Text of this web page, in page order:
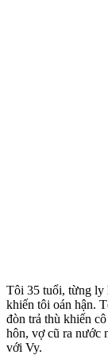
Tôi 35 tuổi, từng ly
khiến tôi oán hận.
đòn trả thù khiến
hôn, vợ cũ ra nước
với Vy.